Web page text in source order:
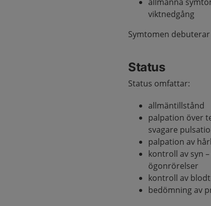
viktnedgång
Symtomen
Status
Status omfattar:
allmäntillstånd
palpation över
svagare
palpation av
kontroll av syn
ögonrörelser
kontroll av
bedömning av